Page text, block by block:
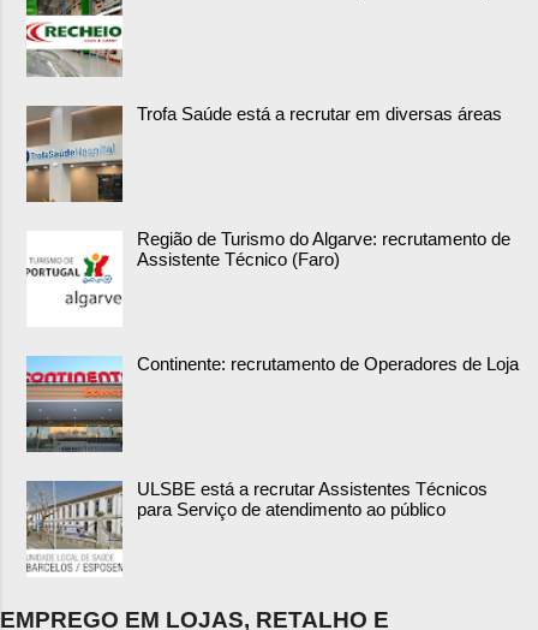
Trofa Saúde está a recrutar em diversas áreas
Região de Turismo do Algarve: recrutamento de
Assistente Técnico (Faro)
Continente: recrutamento de Operadores de Loja
ULSBE está a recrutar Assistentes Técnicos
para Serviço de atendimento ao público
EMPREGO EM LOJAS, RETALHO E